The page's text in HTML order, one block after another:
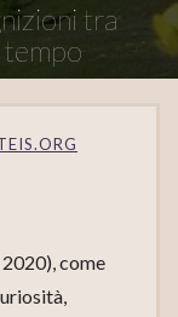
tra
tempo
come